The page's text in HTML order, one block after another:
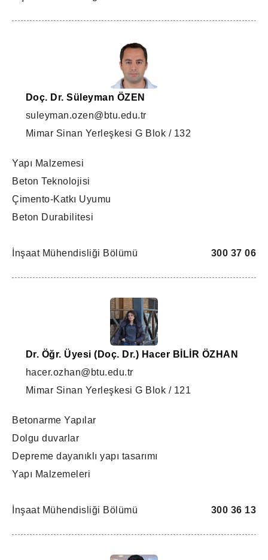
Doç. Dr. Süleyman ÖZEN
suleyman.ozen@btu.edu.tr
Mimar Sinan Yerleşkesi G Blok / 132
Yapı Malzemesi
Beton Teknolojisi
Çimento-Katkı Uyumu
Beton Durabilitesi
300 37 06
İnşaat Mühendisliği Bölümü
Dr. Öğr. Üyesi (Doç. Dr.) Hacer BİLİR ÖZHAN
hacer.ozhan@btu.edu.tr
Mimar Sinan Yerleşkesi G Blok / 121
Betonarme Yapılar
Dolgu duvarlar
Depreme dayanıklı yapı tasarımı
Yapı Malzemeleri
300 36 13
İnşaat Mühendisliği Bölümü